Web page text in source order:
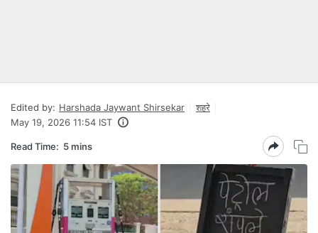
Edited by: Harshada Jaywant Shirsekar
शहरे
May 19, 2026 11:54 IST
Read Time: 5 mins